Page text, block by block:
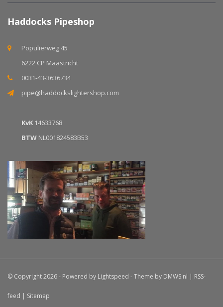
Haddocks Pipeshop
Populierweg 45
6222 CP Maastricht
0031-43-3636734
pipe@haddockslightershop.com
KvK 14633768
BTW NL001824583B53
© Copyright 2026 - Powered by Lightspeed - Theme by DMWS.nl | RSS-
feed | Sitemap